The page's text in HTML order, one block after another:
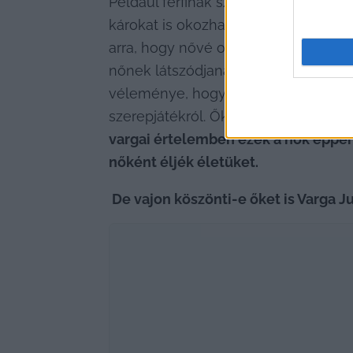
károkat is okozhat neki. Ebben az
arra, hogy nővé operáltatja magát.
nőnek látszódjanak, de a nemváltó
véleménye, hogy az egyénnek
szerepjátékról. Ők nem úgy kelnek
vargai értelemben ezek a nők
nőként éljék életüket.
De vajon köszönti-e őket is Varga